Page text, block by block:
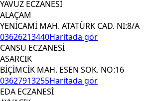
YAVUZ ECZANESİ
ALAÇAM
YENİCAMİ MAH. ATATÜRK CAD. NI:8/A
03626213440Haritada gör
CANSU ECZANESİ
ASARCIK
BİÇİMCİK MAH. ESEN SOK. NO:16
03627913255Haritada gör
EDA ECZANESİ